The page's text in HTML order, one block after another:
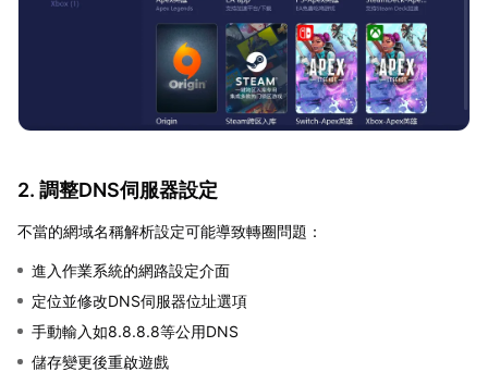
2. 調整DNS伺服器設定
不當的網域名稱解析設定可能導致轉圈問題：
進入作業系統的網路設定介面
定位並修改DNS伺服器位址選項
手動輸入如8.8.8.8等公用DNS
儲存變更後重啟遊戲